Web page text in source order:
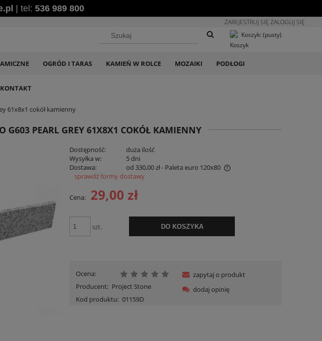
| tel: 536 989 800
ZAREJESTRUJ SIĘ ZALOGUJ SIĘ
Koszyk: (pusty)
OGRÓD I TARAS KAMIEŃ W ROLCE MOZAIKI PODŁOGI
KONTAKT
61x8x1 cokół kamienny
G603 PEARL GREY 61X8X1 COKÓŁ KAMIENNY
Dostępność:
duża ilość
Wysyłka w:
5 dni
Dostawa:
od 330,00 zł- Paleta euro 120x80
Cena nie zawiera ewentualnych kosztów
płatności
sprawdź formy dostawy
Cena: 29,00 zł
szt. DO KOSZYKA
Ocena:
Producent: Project Stone
Kod produktu: 01159D
zapytaj o produkt
dodaj opinię